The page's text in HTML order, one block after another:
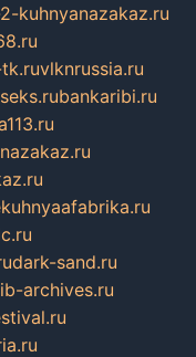
kuhnyanazakaz.ru
vlknrussia.ru
bankaribi.ru
dark-sand.ru
archives.ru